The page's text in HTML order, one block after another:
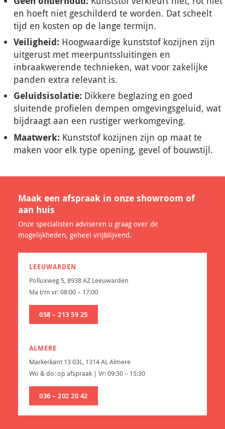
en hoeft niet geschilderd te worden. Dat scheelt
tijd en kosten op de lange termijn.
Veiligheid: Hoogwaardige kunststof kozijnen zijn
uitgerust met meerpuntssluitingen en
inbraakwerende technieken, wat voor zakelijke
panden extra relevant is.
Geluidsisolatie: Dikkere beglazing en goed
sluitende profielen dempen omgevingsgeluid, wat
bijdraagt aan een rustiger werkomgeving.
Maatwerk: Kunststof kozijnen zijn op maat te
maken voor elk type opening, gevel of bouwstijl.
Maak een afspraak in onze showroom of
aan huis
Onze specialisten adviseren u graag over de
mogelijkheden, geheel vrijblijvend.
LEEUWARDEN
Polluxweg 5, 8938 AZ Leeuwarden
Ma t/m vr: 08:00 – 17:00
058 – 213 59 25
ALMERE
Markerkant 13 03L, 1314 AL Almere
Wo & do: op afspraak | Vr: 09:30 – 15:30
036 – 202 20 42